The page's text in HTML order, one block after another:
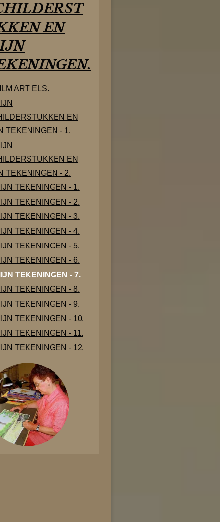
EN
ART ELS.
EN
TEKENINGEN - 1.
EN
TEKENINGEN - 2.
TEKENINGEN - 1.
TEKENINGEN - 2.
TEKENINGEN - 3.
TEKENINGEN - 4.
TEKENINGEN - 5.
TEKENINGEN - 6.
TEKENINGEN - 7.
TEKENINGEN - 8.
TEKENINGEN - 9.
TEKENINGEN - 10.
TEKENINGEN - 11.
TEKENINGEN - 12.